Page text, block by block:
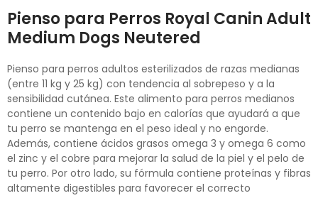
Pienso para Perros Royal Canin Adult
Medium Dogs Neutered
Pienso para perros adultos esterilizados de razas medianas
(entre 11 kg y 25 kg) con tendencia al sobrepeso y a la
sensibilidad cutánea. Este alimento para perros medianos
contiene un contenido bajo en calorías que ayudará a que
tu perro se mantenga en el peso ideal y no engorde.
Además, contiene ácidos grasos omega 3 y omega 6 como
el zinc y el cobre para mejorar la salud de la piel y el pelo de
tu perro. Por otro lado, su fórmula contiene proteínas y fibras
altamente digestibles para favorecer el correcto